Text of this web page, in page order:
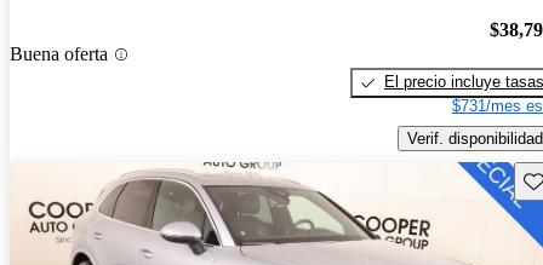
Buena oferta
El precio incluye tasas
$731/mes
Verif. disponibilidad